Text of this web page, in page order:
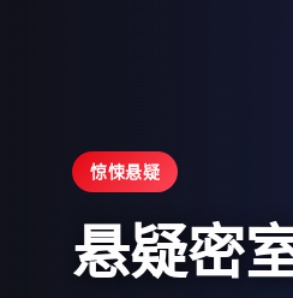
惊悚悬疑
悬疑密